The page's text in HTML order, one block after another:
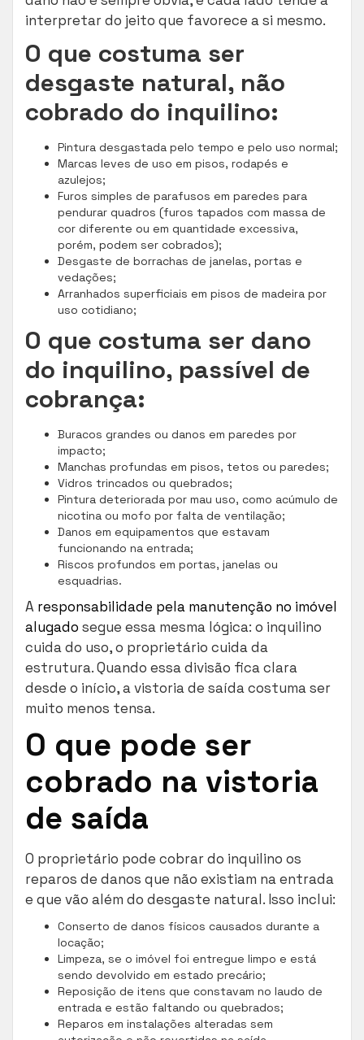
interpretar do jeito que favorece a si mesmo.
O que costuma ser
desgaste natural, não
cobrado do inquilino:
Pintura desgastada pelo tempo e pelo uso normal;
Marcas leves de uso em pisos, rodapés e
azulejos;
Furos simples de parafusos em paredes para
pendurar quadros (furos tapados com massa de
cor diferente ou em quantidade excessiva,
porém, podem ser cobrados);
Desgaste de borrachas de janelas, portas e
vedações;
Arranhados superficiais em pisos de madeira por
uso cotidiano;
O que costuma ser dano
do inquilino, passível de
cobrança:
Buracos grandes ou danos em paredes por
impacto;
Manchas profundas em pisos, tetos ou paredes;
Vidros trincados ou quebrados;
Pintura deteriorada por mau uso, como acúmulo de
nicotina ou mofo por falta de ventilação;
Danos em equipamentos que estavam
funcionando na entrada;
Riscos profundos em portas, janelas ou
esquadrias.
A responsabilidade pela manutenção no imóvel
alugado segue essa mesma lógica: o inquilino
cuida do uso, o proprietário cuida da
estrutura. Quando essa divisão fica clara
desde o início, a vistoria de saída costuma ser
muito menos tensa.
O que pode ser
cobrado na vistoria
de saída
O proprietário pode cobrar do inquilino os
reparos de danos que não existiam na entrada
e que vão além do desgaste natural. Isso inclui:
Conserto de danos físicos causados durante a
locação;
Limpeza, se o imóvel foi entregue limpo e está
sendo devolvido em estado precário;
Reposição de itens que constavam no laudo de
entrada e estão faltando ou quebrados;
Reparos em instalações alteradas sem